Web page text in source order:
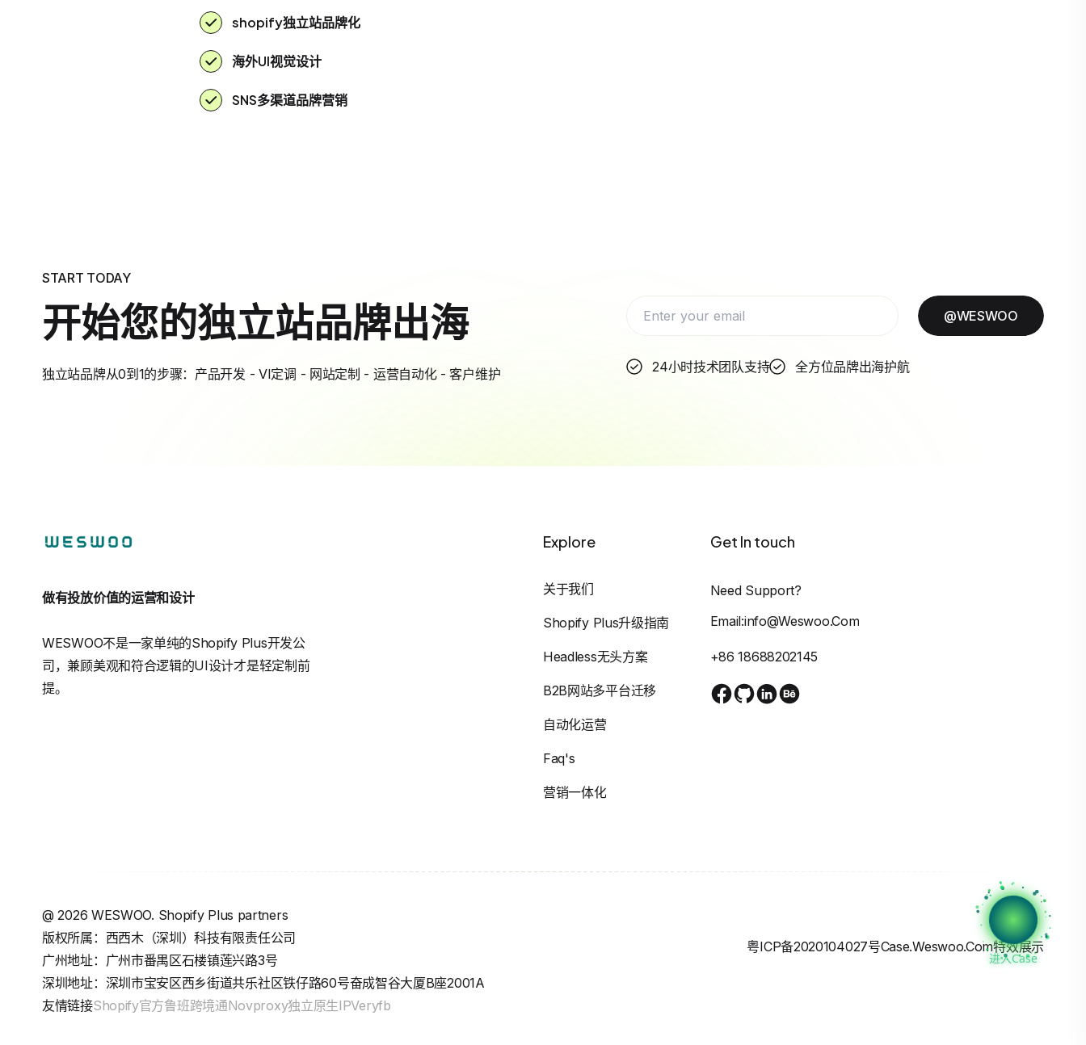
进入Case
shopify独立站品牌化
海外UI视觉设计
SNS多渠道品牌营销
START TODAY
开始您的独立站品牌出海
独立站品牌从0到1的步骤：产品开发 - VI定调 - 网站定制 - 运营自动化 - 客户维护
@WESWOO
24小时技术团队支持 全方位品牌出海护航
做有投放价值的运营和设计
WESWOO不是一家单纯的Shopify Plus开发公
司，兼顾美观和符合逻辑的UI设计才是轻定制前
提。
Explore
关于我们
Shopify Plus升级指南
Headless无头方案
B2B网站多平台迁移
自动化运营
Faq's
营销一体化
Get In touch
Need Support?
Email:info@weswoo.com
+86 18688202145
@2026 WESWOO. Shopify Plus partners
版权所属：西西木（深圳）科技有限责任公司
广州地址：广州市番禺区石楼镇莲兴路3号
深圳地址：深圳市宝安区西乡街道共乐社区铁仔路60号奋成智谷大厦B座2001A
粤ICP备2020104027号Case.weswoo.com特效展示
友情链接Shopify官方鲁班跨境通Novproxy独立原生IPVeryfb